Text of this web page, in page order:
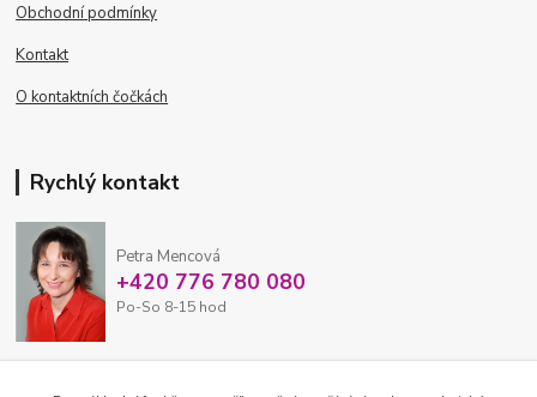
Obchodní podmínky
Kontakt
O kontaktních čočkách
Rychlý kontakt
Petra Mencová
+420 776 780 080
Po-So 8-15 hod